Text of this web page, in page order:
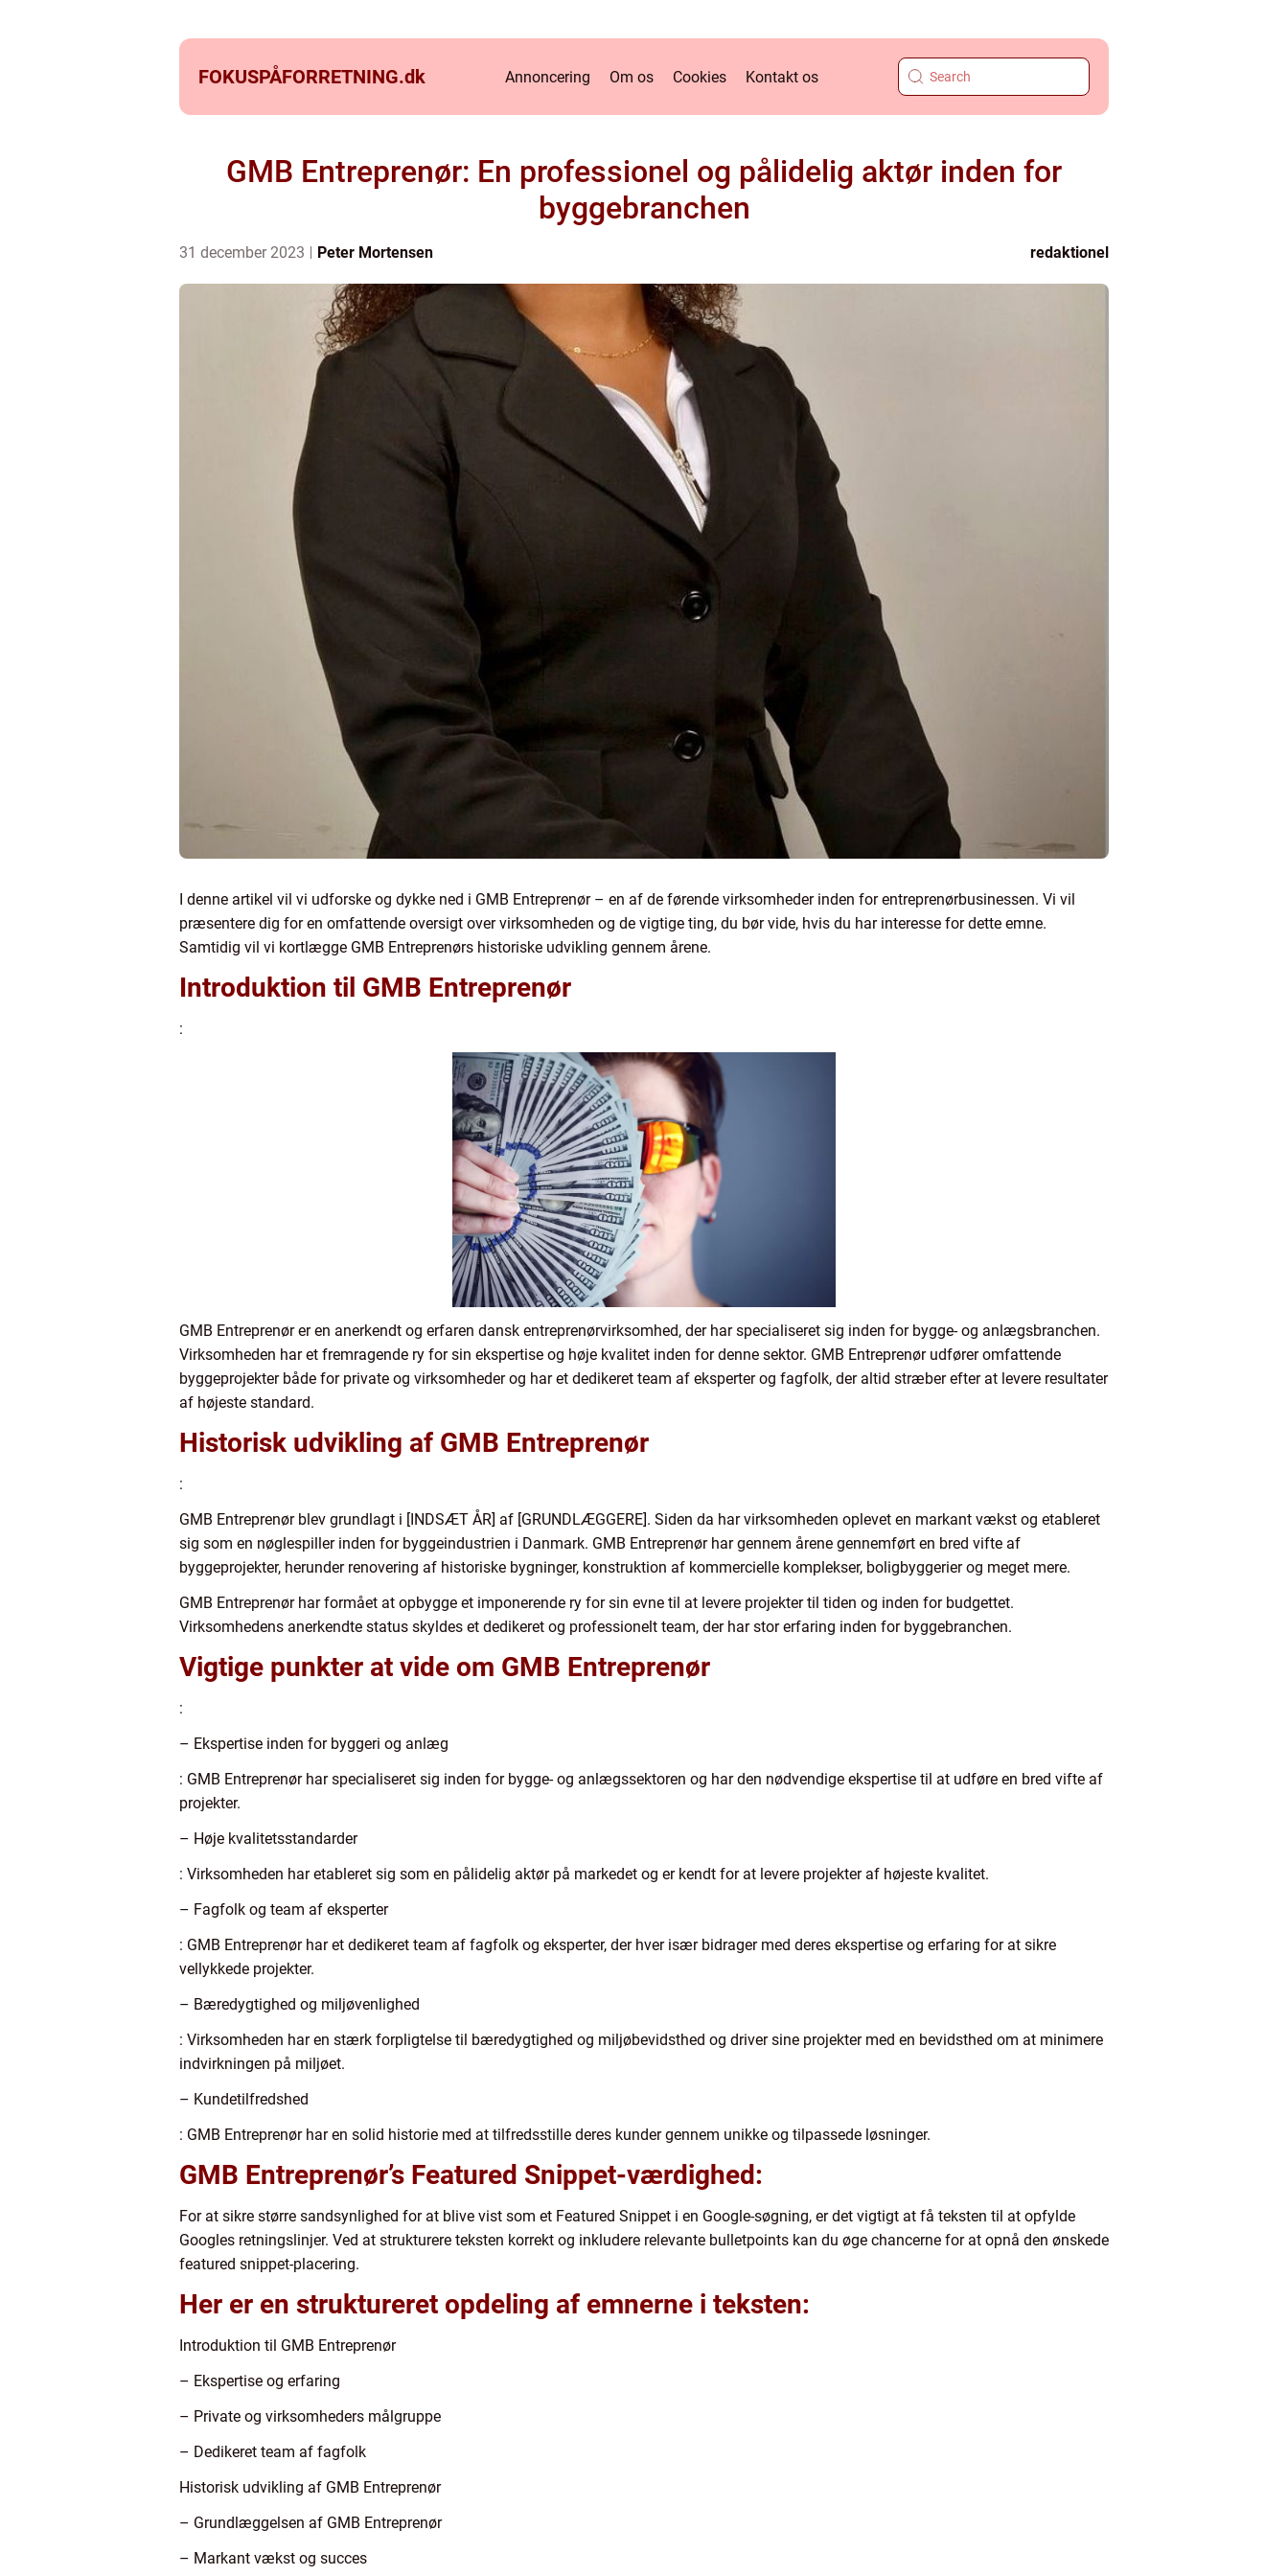
FOKUSPÅFORRETNING.dk Annoncering Om os Cookies Kontakt os
GMB Entreprenør: En professionel og pålidelig aktør inden for
byggebranchen
31 december 2023 Peter Mortensen redaktionel
I denne artikel vil vi udforske og dykke ned i GMB Entreprenør – en af de førende virksomheder inden for entreprenørbusinessen. Vi vil
præsentere dig for en omfattende oversigt over virksomheden og de vigtige ting, du bør vide, hvis du har interesse for dette emne.
Samtidig vil vi kortlægge GMB Entreprenørs historiske udvikling gennem årene.
Introduktion til GMB Entreprenør
:
GMB Entreprenør er en anerkendt og erfaren dansk entreprenørvirksomhed, der har specialiseret sig inden for bygge- og anlægsbranchen.
Virksomheden har et fremragende ry for sin ekspertise og høje kvalitet inden for denne sektor. GMB Entreprenør udfører omfattende
byggeprojekter både for private og virksomheder og har et dedikeret team af eksperter og fagfolk, der altid stræber efter at levere resultater
af højeste standard.
Historisk udvikling af GMB Entreprenør
:
GMB Entreprenør blev grundlagt i [INDSÆT ÅR] af [GRUNDLÆGGERE]. Siden da har virksomheden oplevet en markant vækst og etableret
sig som en nøglespiller inden for byggeindustrien i Danmark. GMB Entreprenør har gennem årene gennemført en bred vifte af
byggeprojekter, herunder renovering af historiske bygninger, konstruktion af kommercielle komplekser, boligbyggerier og meget mere.
GMB Entreprenør har formået at opbygge et imponerende ry for sin evne til at levere projekter til tiden og inden for budgettet.
Virksomhedens anerkendte status skyldes et dedikeret og professionelt team, der har stor erfaring inden for byggebranchen.
Vigtige punkter at vide om GMB Entreprenør
:
– Ekspertise inden for byggeri og anlæg
: GMB Entreprenør har specialiseret sig inden for bygge- og anlægssektoren og har den nødvendige ekspertise til at udføre en bred vifte af
projekter.
– Høje kvalitetsstandarder
: Virksomheden har etableret sig som en pålidelig aktør på markedet og er kendt for at levere projekter af højeste kvalitet.
– Fagfolk og team af eksperter
: GMB Entreprenør har et dedikeret team af fagfolk og eksperter, der hver især bidrager med deres ekspertise og erfaring for at sikre
vellykkede projekter.
– Bæredygtighed og miljøvenlighed
: Virksomheden har en stærk forpligtelse til bæredygtighed og miljøbevidsthed og driver sine projekter med en bevidsthed om at minimere
indvirkningen på miljøet.
– Kundetilfredshed
: GMB Entreprenør har en solid historie med at tilfredsstille deres kunder gennem unikke og tilpassede løsninger.
GMB Entreprenør’s Featured Snippet-værdighed:
For at sikre større sandsynlighed for at blive vist som et Featured Snippet i en Google-søgning, er det vigtigt at få teksten til at opfylde
Googles retningslinjer. Ved at strukturere teksten korrekt og inkludere relevante bulletpoints kan du øge chancerne for at opnå den ønskede
featured snippet-placering.
Her er en struktureret opdeling af emnerne i teksten:
Introduktion til GMB Entreprenør
– Ekspertise og erfaring
– Private og virksomheders målgruppe
– Dedikeret team af fagfolk
Historisk udvikling af GMB Entreprenør
– Grundlæggelsen af GMB Entreprenør
– Markant vækst og succes